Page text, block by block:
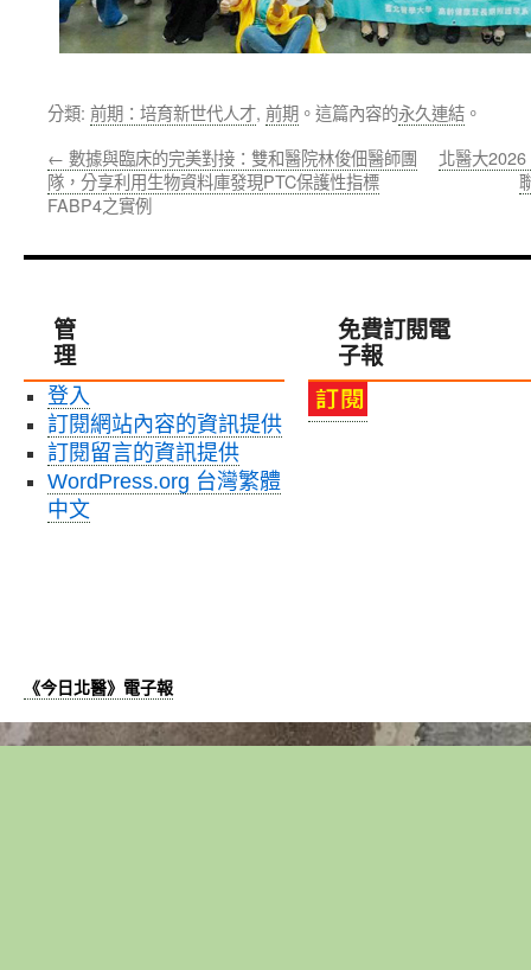
分類: 前期：培育新世代人才, 前期 。這篇內容的永久連結 。
← 數據與臨床的完美對接：雙和醫院林俊佃醫師團
隊，分享利用生物資料庫發現PTC保護性指標
FABP4之實例
北醫大
管
理
登入
訂閱網站內容的資訊提供
訂閱留言的資訊提供
WordPress.org 台灣繁體
中文
免費訂閱電
子報
《今日北醫》電子報